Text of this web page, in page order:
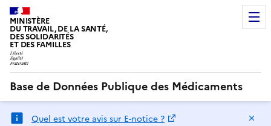
MINISTÈRE
DU TRAVAIL, DE LA SANTÉ,
DES SOLIDARITÉS
ET DES FAMILLES
Base de Données Publique des Médicaments
Quel est votre avis sur E-notice ?